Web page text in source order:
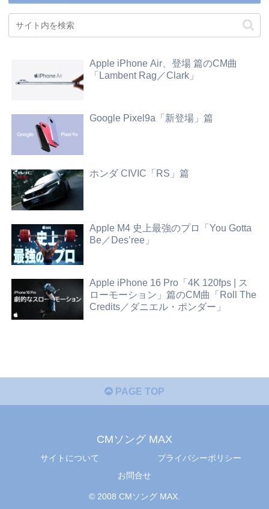
Apple iPhone Air、登場 篇のCM曲
「Lambent Rag／Clark」
Google Pixel9a「新登場」篇
ホンダ CIVIC「RS」篇
Apple M4 史上最強のプロ「You Gotta
Be／Des’ree」
Apple iPhone 16 Pro「4K 120fps | ス
ローモーション」篇のCM曲「Roll The
Credits／ダニエル・ポンダー」
PAGE TOP
CMソング MAX
サイトについて
プライバシーポリシー
お問合せ
© 2008 CMソング MAX.